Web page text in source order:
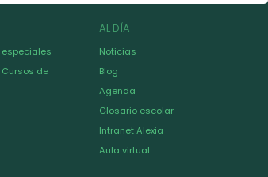
de
AL DÍA
Noticias
Blog
Agenda
Glosario escolar
Intranet Alexia
Aula virtual